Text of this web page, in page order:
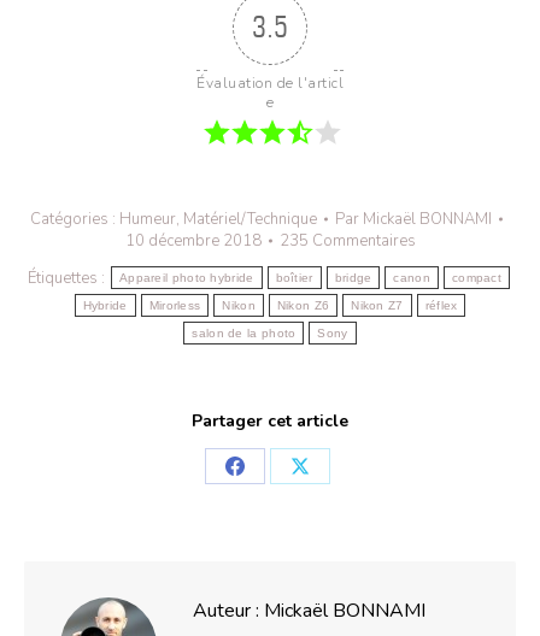
3.5
Évaluation de l'articl
e
Catégories : Humeur, Matériel/Technique Par Mickaël BONNAMI
10 décembre 2018
235 Commentaires
Étiquettes :
Appareil photo hybride boîtier bridge canon compact
Hybride Mirorless Nikon Nikon Z6 Nikon Z7 réflex
salon de la photo Sony
Partager cet article
PartagerPartager
Auteur : Mickaël BONNAMI